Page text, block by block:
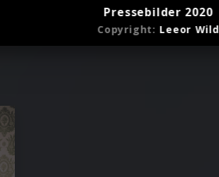
Pressebilder 2020
Copyright: Leeor Wild